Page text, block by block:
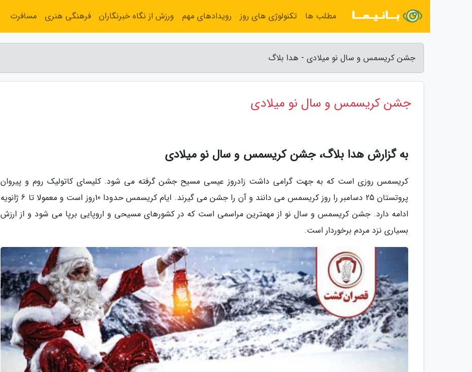
جشن کریسمس و سال نو میلادی - هدا بلاگ
جشن کریسمس و سال نو میلادی
به گزارش هدا بلاگ، جشن کریسمس و سال نو میلادی
کریسمس روزی است که به جهت گرامی داشت زادروز عیسی مسیح جشن گرفته می شود. کلیسای کاتولیک روم و پیروان
پروتستان 25 دسامبر را روز کریسمس می دانند و آن را جشن می گیرند. ایام کریسمس حدودا 10روز است و معمولا تا 6 ژانویه
ادامه دارد. جشن کریسمس و سال نو از مهمترین مراسمی است که در کشورهای مسیحی و اروپایی برپا می شود و از ارزش
بسیاری نزد مردم برخوردار است.
مطلب ها تکنولوژی های روز رویدادهای مهم ورزش از نگاه خبرنگاران فرهنگی هنری مسافرت